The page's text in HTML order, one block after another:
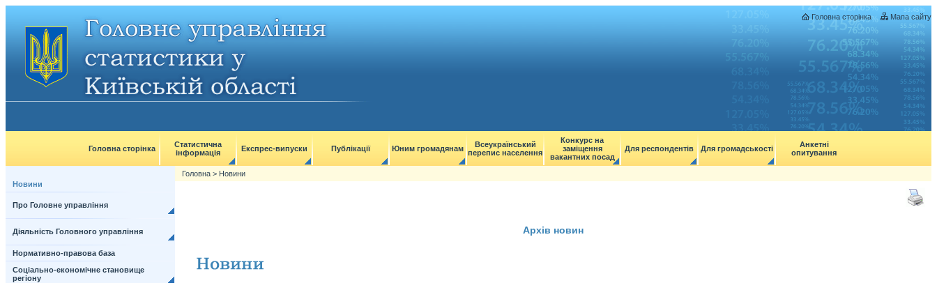
Головна сторінка Мапа сайту
Головна сторінка
Статистична
інформація
Експрес-випуски Публікації Юним громадянам
Всеукраїнський
перепис населення
Конкурс на
заміщення
вакантних посад
Для респондентів Для громадськості
Анкетні
опитування
Новини
Про Головне управління
Діяльність Головного управління
Нормативно-правова база
Соціально-економічне становище
регіону
Головна > Новини
Архів новин